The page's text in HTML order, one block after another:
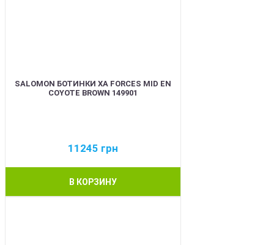
SALOMON БОТИНКИ XA FORCES MID EN
COYOTE BROWN 149901
11245 грн
В КОРЗИНУ